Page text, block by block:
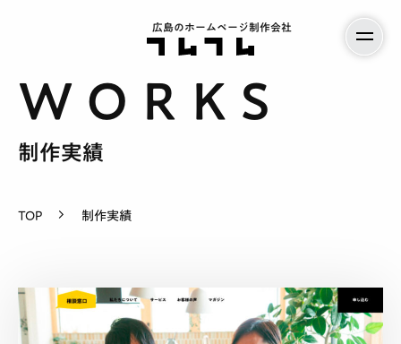
広島のホームページ制作会社
サービス案内
制作実績
制作実績
TOP 制作実績